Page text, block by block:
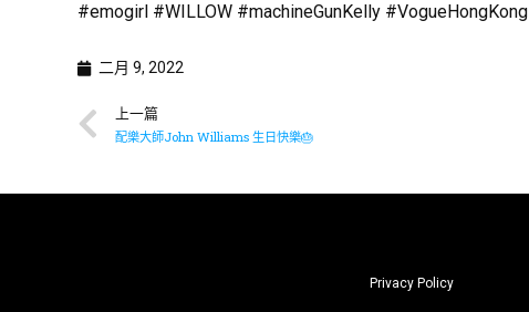
#emogirl #WILLOW #machineGunKelly #VogueHongKong
二月 9, 2022
上一篇
配樂大師John Williams 生日快樂🎂
Privacy Policy